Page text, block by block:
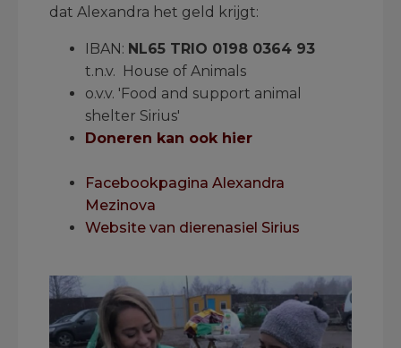
dat Alexandra het geld krijgt:
IBAN: NL65 TRIO 0198 0364 93
t.n.v. House of Animals
o.v.v. 'Food and support animal
shelter Sirius'
Doneren kan ook hier
Facebookpagina Alexandra
Mezinova
Website van dierenasiel Sirius